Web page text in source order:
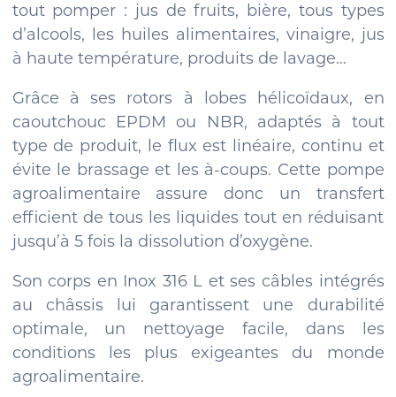
tout pomper : jus de fruits, bière, tous types
d’alcools, les huiles alimentaires, vinaigre, jus
à haute température, produits de lavage…
Grâce à ses rotors à lobes hélicoïdaux, en
caoutchouc EPDM ou NBR, adaptés à tout
type de produit, le flux est linéaire, continu et
évite le brassage et les à-coups. Cette pompe
agroalimentaire assure donc un transfert
efficient de tous les liquides tout en réduisant
jusqu’à 5 fois la dissolution d’oxygène.
Son corps en Inox 316 L et ses câbles intégrés
au châssis lui garantissent une durabilité
optimale, un nettoyage facile, dans les
conditions les plus exigeantes du monde
agroalimentaire.